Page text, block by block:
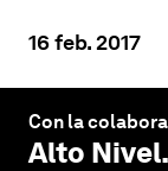
16 feb. 2017
Con la
Alto Nivel.